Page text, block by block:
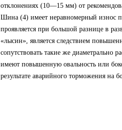
отклонениях (10—15 мм) от
Шина (4) имеет неравномерный износ
проявляется при большой разнице в
«лысин», является следствием
сопутствовать такие же диаметрально
имеют повышенную овальность или
результате аварийного торможения на